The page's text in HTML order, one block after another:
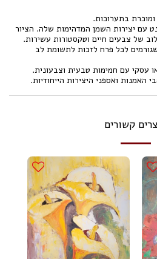
בתערוכות.
עם יצירות השמן המדהימות שלה. הציור
של צבעים חיים וטקסטורות עשירות.
שגורמים לכל פרח לזכות לתשומת לב
עסקי עם חמימות טבעית וצבעונית.
האמנות ואספני היצירות הייחודיות.
קשורים